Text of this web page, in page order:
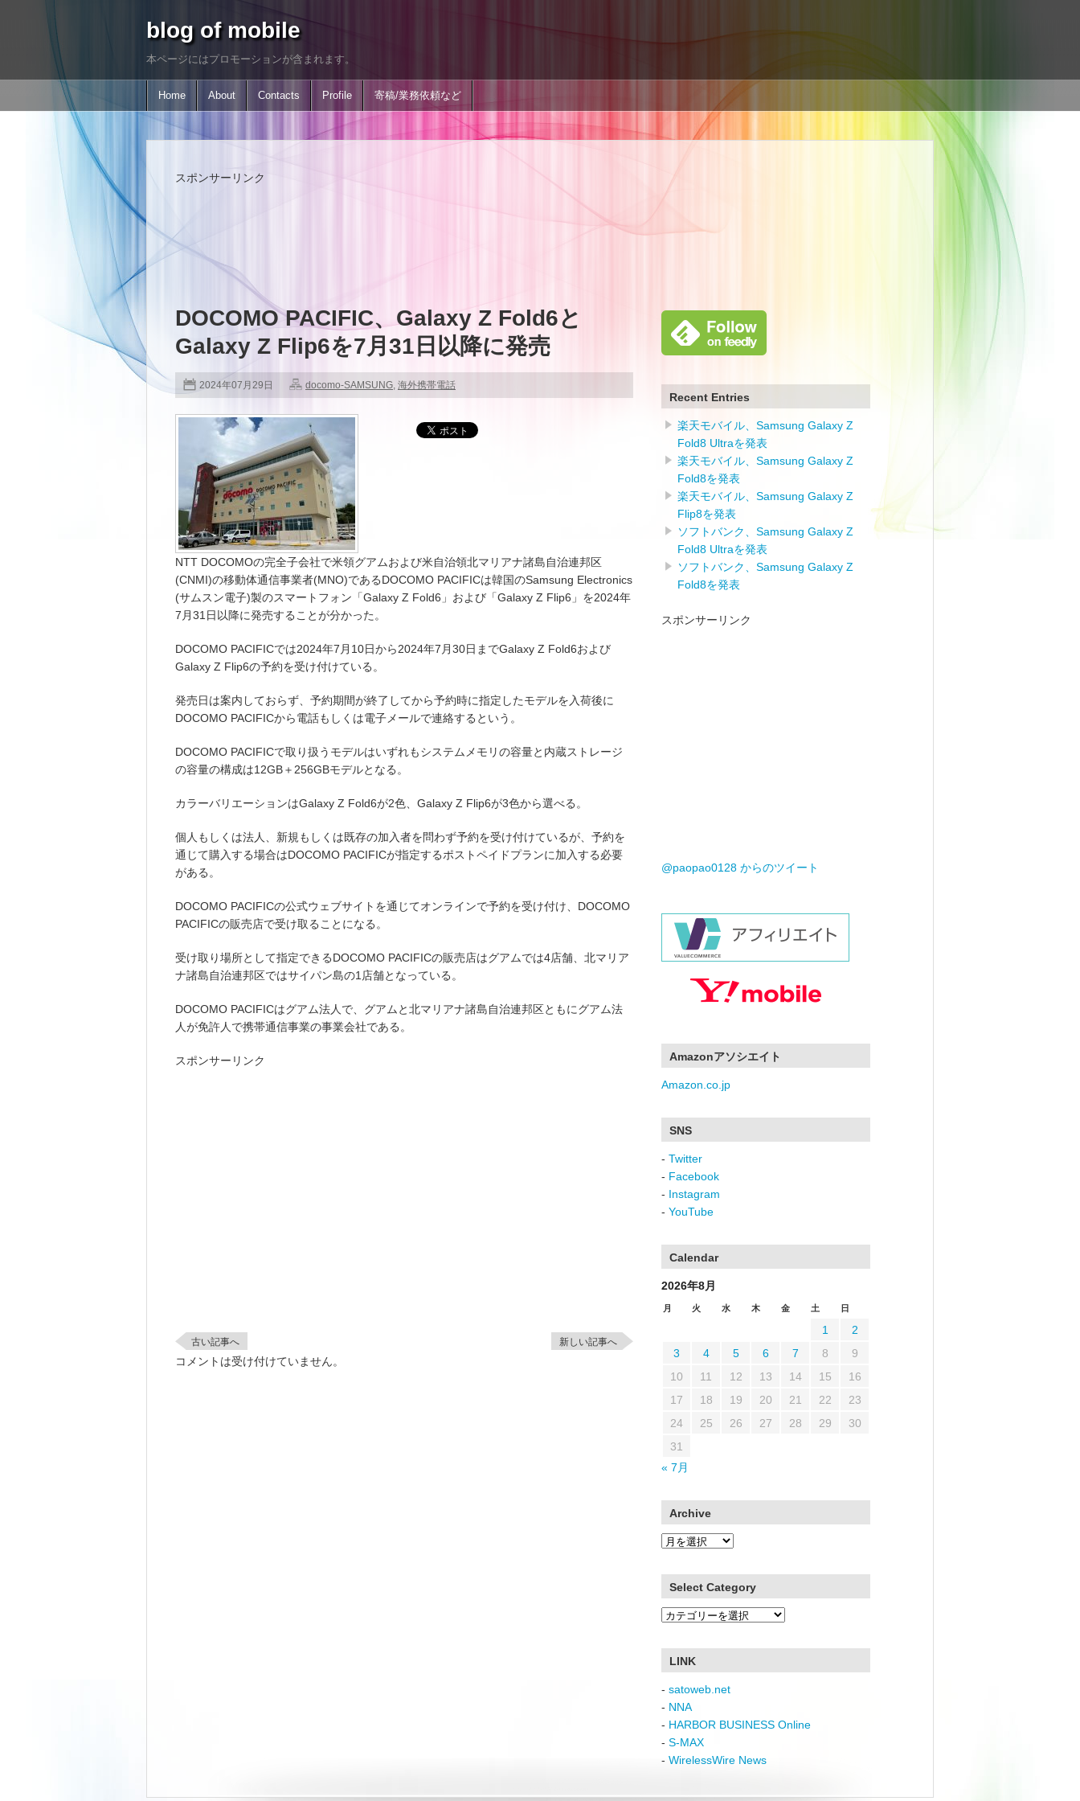
blog of mobile
本ページにはプロモーションが含まれます。
Home About Contacts Profile 寄稿/業務依頼など
スポンサーリンク
DOCOMO PACIFIC、Galaxy Z Fold6と
Galaxy Z Flip6を7月31日以降に発売
2024年07月29日 docomo-SAMSUNG, 海外携帯電話
NTT DOCOMOの完全子会社で米領グアムおよび米自治領北マリアナ諸島自治連邦区
(CNMI)の移動体通信事業者(MNO)であるDOCOMO PACIFICは韓国のSamsung Electronics
(サムスン電子)製のスマートフォン「Galaxy Z Fold6」および「Galaxy Z Flip6」を2024年
7月31日以降に発売することが分かった。
DOCOMO PACIFICでは2024年7月10日から2024年7月30日までGalaxy Z Fold6および
Galaxy Z Flip6の予約を受け付けている。
発売日は案内しておらず、予約期間が終了してから予約時に指定したモデルを入荷後に
DOCOMO PACIFICから電話もしくは電子メールで連絡するという。
DOCOMO PACIFICで取り扱うモデルはいずれもシステムメモリの容量と内蔵ストレージ
の容量の構成は12GB＋256GBモデルとなる。
カラーバリエーションはGalaxy Z Fold6が2色、Galaxy Z Flip6が3色から選べる。
個人もしくは法人、新規もしくは既存の加入者を問わず予約を受け付けているが、予約を
通じて購入する場合はDOCOMO PACIFICが指定するポストペイドプランに加入する必要
がある。
DOCOMO PACIFICの公式ウェブサイトを通じてオンラインで予約を受け付け、DOCOMO
PACIFICの販売店で受け取ることになる。
受け取り場所として指定できるDOCOMO PACIFICの販売店はグアムでは4店舗、北マリア
ナ諸島自治連邦区ではサイパン島の1店舗となっている。
DOCOMO PACIFICはグアム法人で、グアムと北マリアナ諸島自治連邦区ともにグアム法
人が免許人で携帯通信事業の事業会社である。
スポンサーリンク
古い記事へ 新しい記事へ
コメントは受け付けていません。
Recent Entries
楽天モバイル、Samsung Galaxy Z
Fold8 Ultraを発表
楽天モバイル、Samsung Galaxy Z
Fold8を発表
楽天モバイル、Samsung Galaxy Z
Flip8を発表
ソフトバンク、Samsung Galaxy Z
Fold8 Ultraを発表
ソフトバンク、Samsung Galaxy Z
Fold8を発表
スポンサーリンク
@paopao0128 からのツイート
Amazonアソシエイト
Amazon.co.jp
SNS
- Twitter
- Facebook
- Instagram
- YouTube
Calendar
2026年8月
月 火 水 木 金 土 日
1
2
3
4 5 6 7 8
9
10
11 12 13 14 15
16
17
18 19 20 21 22
23
24
25 26 27 28 29
30
31
« 7月
Archive
Archive
Select Category
Select
LINK
- satoweb.net
- NNA
- HARBOR BUSINESS Online
- S-MAX
- WirelessWire News